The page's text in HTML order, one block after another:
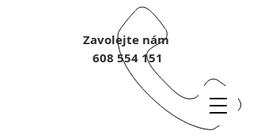
Zavolejte nám
608 554 151